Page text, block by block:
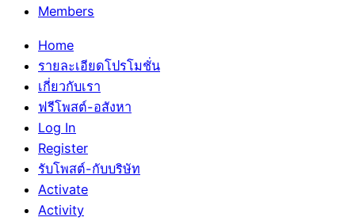
Members
Home
รายละเอียดโปรโมชั่น
เกี่ยวกับเรา
ฟรีโพสต์-อสังหา
Log In
Register
รับโพสต์-กับบริษัท
Activate
Activity